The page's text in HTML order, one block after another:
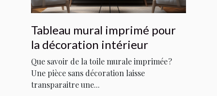
Tableau mural imprimé pour
la décoration intérieur
Que savoir de la toile murale imprimée ?
Une pièce sans décoration laisse
transparaitre une...